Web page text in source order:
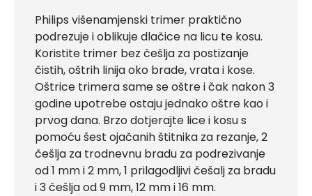
Philips višenamjenski trimer praktično
podrezuje i oblikuje dlačice na licu te kosu.
Koristite trimer bez češlja za postizanje
čistih, oštrih linija oko brade, vrata i kose.
Oštrice trimera same se oštre i čak nakon 3
godine upotrebe ostaju jednako oštre kao i
prvog dana. Brzo dotjerajte lice i kosu s
pomoću šest ojačanih štitnika za rezanje, 2
češlja za trodnevnu bradu za podrezivanje
od 1 mm i 2 mm, 1 prilagodljivi češalj za bradu
i 3 češlja od 9 mm, 12 mm i 16 mm.